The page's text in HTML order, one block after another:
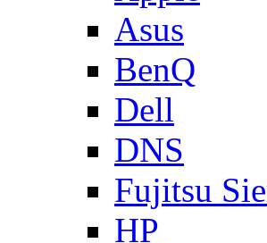
Asus
BenQ
Dell
DNS
Fujitsu
HP